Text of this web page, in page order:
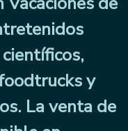
y
La venta de